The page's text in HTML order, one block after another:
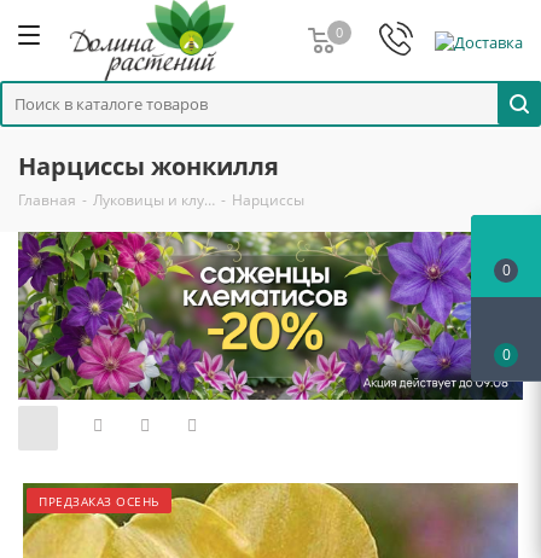
0
Нарциссы жонкилля
Главная - Луковицы и клу… - Нарциссы
ПРЕДЗАКАЗ ОСЕНЬ
0
0